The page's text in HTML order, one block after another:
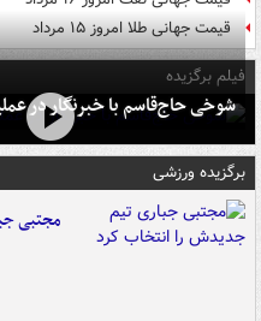
قیمت جهانی طلا امروز ۱۵ مرداد
فیلم برگزیده
شوخی حاج‌قاسم با خبرنگار در
برگزیده ورزشی
مجتبی